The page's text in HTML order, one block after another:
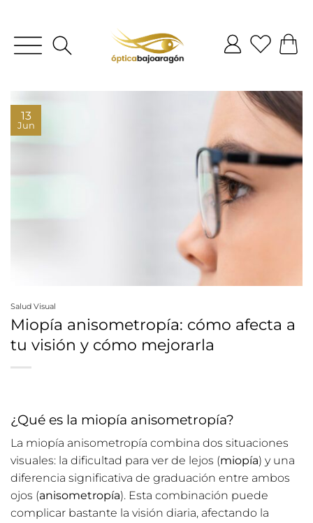
13
Jun
Salud Visual
Miopía anisometropía: cómo afecta a
tu visión y cómo mejorarla
¿Qué es la miopía anisometropía?
La miopía anisometropía combina dos situaciones
visuales: la dificultad para ver de lejos (miopía) y una
diferencia significativa de graduación entre ambos
ojos (anisometropía). Esta combinación puede
complicar bastante la visión diaria, afectando la